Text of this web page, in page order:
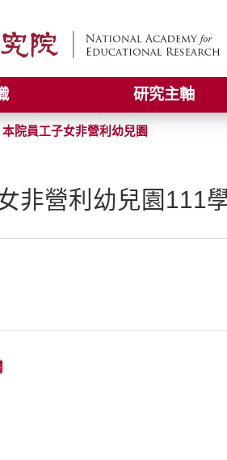
研究主軸
本院員工子女非營利幼兒園
非營利幼兒園111